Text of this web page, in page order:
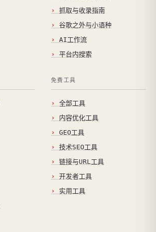
抓取与收录指南
谷歌之外与小语种
AI工作流
平台内搜索
免费工具
全部工具
内容优化工具
GEO工具
技术SEO工具
链接与URL工具
开发者工具
实用工具